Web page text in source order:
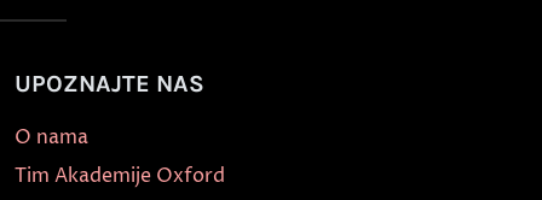
UPOZNAJTE NAS
O nama
Tim Akademije Oxford